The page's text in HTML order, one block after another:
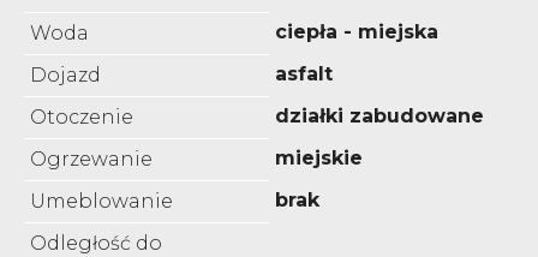
Woda
ciepła - miejska
Dojazd
asfalt
Otoczenie
działki zabudowane
Ogrzewanie
miejskie
Umeblowanie
brak
Odległość do